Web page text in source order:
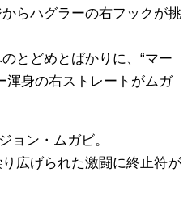
らハグラーの右フックが挑
とどめとばかりに、“マー
渾身の右ストレートがムガ
ョン・ムガビ。
広げられた激闘に終止符が